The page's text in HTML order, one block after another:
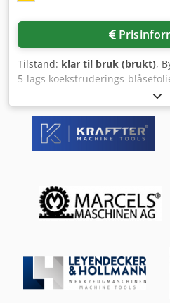
Tilstand: klar til bruk (brukt),
5-lags koekstruderings-
og all periferutrustning er
(L/B/H): 14m/22m/11m.
med IBC, dusediameter: 500
mm til 2000 mm,
viklingsbredde: 2000 mm,
Dobbel vikler Wintech,
tykkelsesområde: 35 µm til 150
1000 mm, maks. rullvekt: 1900
152 mm/6 tommer. 2) Ekstruder
125 rpm, oppgradert i 2010.
Kiefel Worms 50.25D, effekt:
barrierskrue, omdreininger: